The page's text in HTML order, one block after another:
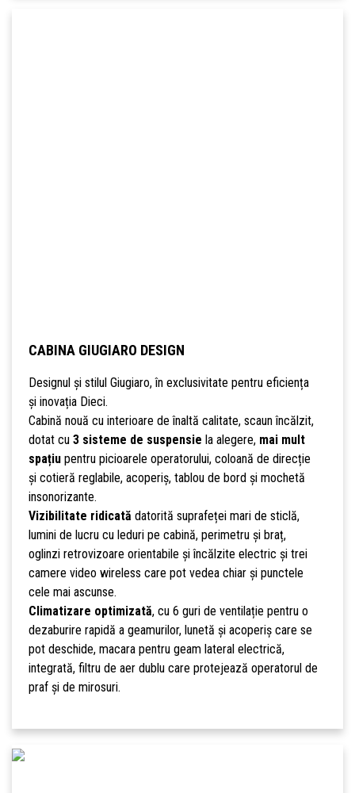
CABINA GIUGIARO DESIGN
Designul și stilul Giugiaro, în exclusivitate pentru eficiența
și inovația Dieci.
Cabină nouă cu interioare de înaltă calitate, scaun încălzit,
dotat cu 3 sisteme de suspensie la alegere, mai mult
spațiupentru picioarele operatorului, coloană de direcție
și cotieră reglabile, acoperiș, tablou de bord și mochetă
insonorizante.
Vizibilitate ridicată datorită suprafeței mari de sticlă,
lumini de lucru cu leduri pe cabină, perimetru și braț,
oglinzi retrovizoare orientabile și încălzite electric și trei
camere video wireless care pot vedea chiar și punctele
cele mai ascunse.
Climatizare optimizată, cu 6 guri de ventilație pentru o
dezaburire rapidă a geamurilor, lunetă și acoperiș care se
pot deschide, macara pentru geam lateral electrică,
integrată, filtru de aer dublu care protejează operatorul de
praf și de mirosuri.